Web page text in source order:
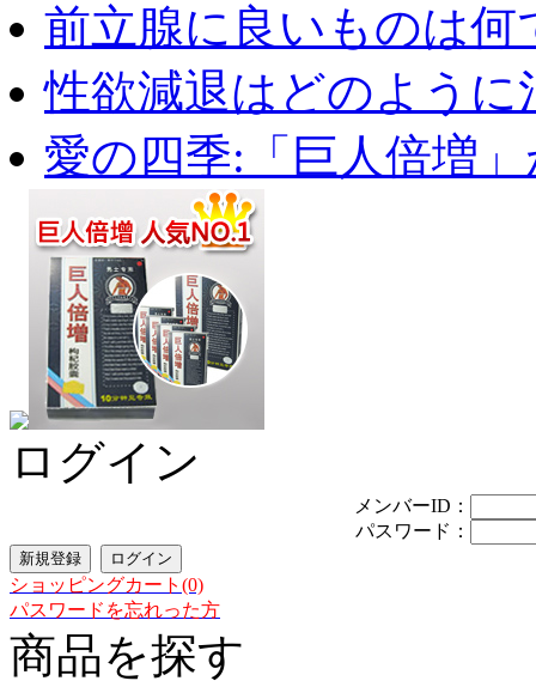
前立腺に良いものは何
性欲減退はどのように
愛の四季:「巨人倍増
ログイン
メンバーID：
パスワード：
ショッピングカート(0)
パスワードを忘れった方
商品を探す